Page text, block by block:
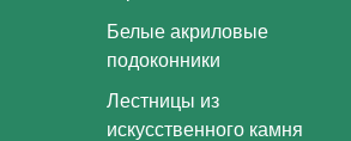
Белые акриловые
подоконники
Лестницы из
искусственного камня